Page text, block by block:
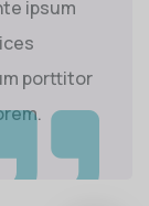
ipsum
porttitor